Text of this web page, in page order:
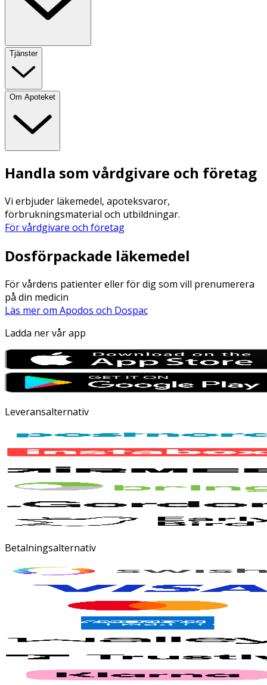
Tjänster
Om Apoteket
Handla som vårdgivare och företag
Vi erbjuder läkemedel, apoteksvaror,
förbrukningsmaterial och utbildningar.
För vårdgivare och företag
Dosförpackade läkemedel
För vårdens patienter eller för dig som vill prenumerera
på din medicin
Läs mer om Apodos och Dospac
Ladda ner vår app
Leveransalternativ
Betalningsalternativ